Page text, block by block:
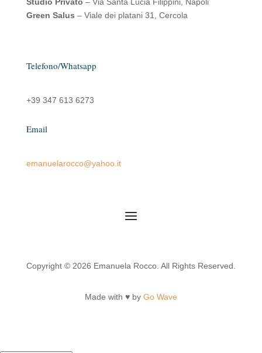
Green Salus – Viale dei platani 31, Cercola
Telefono/Whatsapp
+39 347 613 6273
Email
emanuelarocco@yahoo.it
Copyright © 2026 Emanuela Rocco. All Rights Reserved.
Made with ♥ by Go Wave